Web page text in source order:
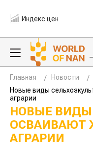
Индекс цен
Главная
Новости
Новые виды
аграрии
НОВЫЕ ВИДЫ
ОСВАИВАЮТ
АГРАРИИ